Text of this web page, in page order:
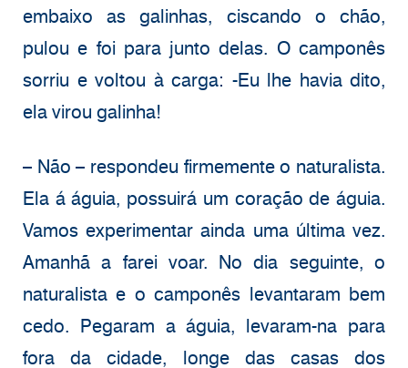
embaixo as galinhas, ciscando o chão,
pulou e foi para junto delas. O camponês
sorriu e voltou à carga: -Eu lhe havia dito,
ela virou galinha!
– Não – respondeu firmemente o naturalista.
Ela á águia, possuirá um coração de águia.
Vamos experimentar ainda uma última vez.
Amanhã a farei voar. No dia seguinte, o
naturalista e o camponês levantaram bem
cedo. Pegaram a águia, levaram-na para
fora da cidade, longe das casas dos